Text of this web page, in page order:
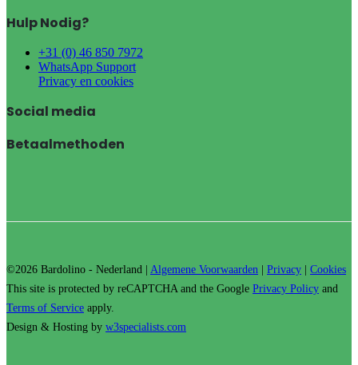
Hulp Nodig?
+31 (0) 46 850 7972
WhatsApp Support
Privacy en cookies
Social media
Betaalmethoden
©2026 Bardolino - Nederland | Algemene Voorwaarden | Privacy | Cookies
This site is protected by reCAPTCHA and the Google Privacy Policy and
Terms of Service apply.
Design & Hosting by w3specialists.com